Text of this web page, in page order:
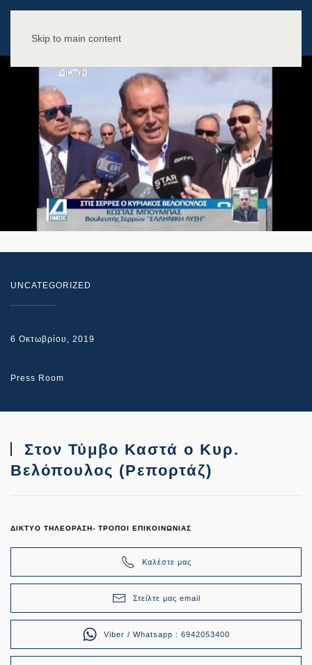
Skip to main content
UNCATEGORIZED
6 Οκτωβρίου, 2019
Press Room
Στον Τύμβο Καστά ο Κυρ.
Βελόπουλος (Ρεπορτάζ)
ΔΙΚΤΥΟ ΤΗΛΕΟΡΑΣΗ- ΤΡΟΠΟΙ ΕΠΙΚΟΙΝΩΝΙΑΣ
Καλέστε μας
Στείλτε μας email
Viber / Whatsapp : 6942053400